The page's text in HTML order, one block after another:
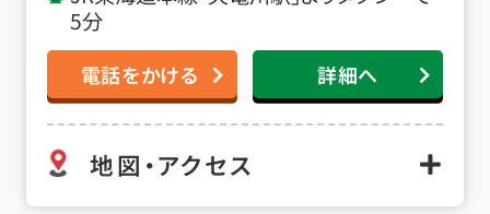
5分
電話をかける 詳細へ
地図・アクセス